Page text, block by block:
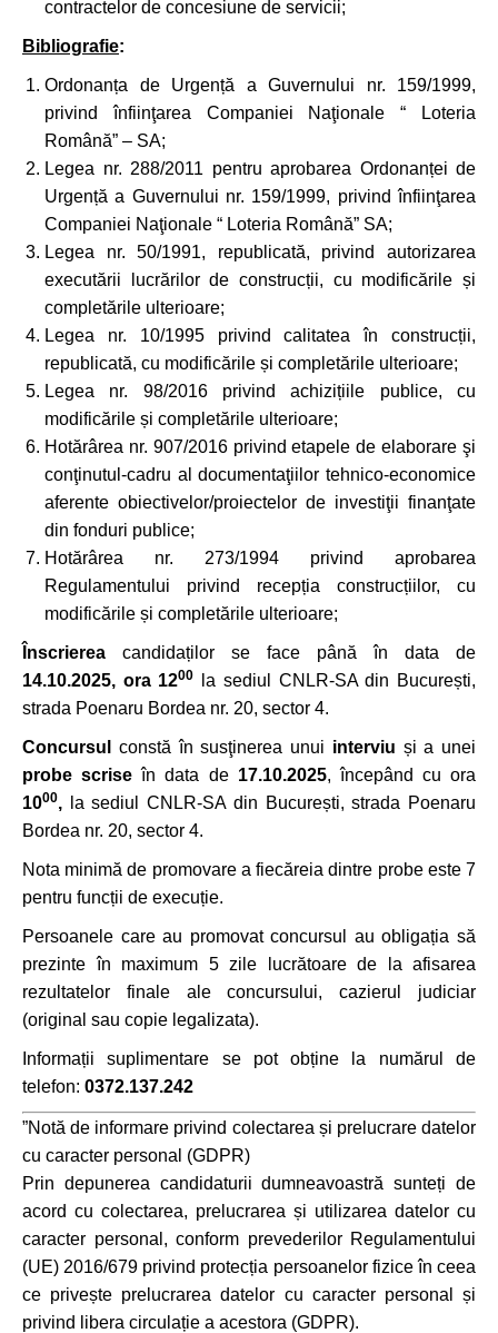
contractelor de concesiune de servicii;
Bibliografie:
Ordonanța de Urgență a Guvernului nr. 159/1999,
privind înfiinţarea Companiei Naţionale “ Loteria
Română” – SA;
Legea nr. 288/2011 pentru aprobarea Ordonanței de
Urgență a Guvernului nr. 159/1999, privind înfiinţarea
Companiei Naţionale “ Loteria Română” SA;
Legea nr. 50/1991, republicată, privind autorizarea
executării lucrărilor de construcții, cu modificările și
completările ulterioare;
Legea nr. 10/1995 privind calitatea în construcții,
republicată, cu modificările și completările ulterioare;
Legea nr. 98/2016 privind achizițiile publice, cu
modificările și completările ulterioare;
Hotărârea nr. 907/2016 privind etapele de elaborare şi
conţinutul-cadru al documentaţiilor tehnico-economice
aferente obiectivelor/proiectelor de investiţii finanţate
din fonduri publice;
Hotărârea nr. 273/1994 privind aprobarea
Regulamentului privind recepția construcțiilor, cu
modificările și completările ulterioare;
Înscrierea candidaților se face până în data de
14.10.2025, ora 1200
la sediul CNLR-SA din București,
strada Poenaru Bordea nr. 20, sector 4.
Concursul constă în susţinerea unui interviu și a unei
probe scrise în data de 17.10.2025, începând cu ora
1000, la sediul CNLR-SA din București, strada Poenaru
Bordea nr. 20, sector 4.
Nota minimă de promovare a fiecăreia dintre probe este 7
pentru funcții de execuție.
Persoanele care au promovat concursul au obligația să
prezinte în maximum 5 zile lucrătoare de la afisarea
rezultatelor finale ale concursului, cazierul judiciar
(original sau copie legalizata).
Informații suplimentare se pot obține la numărul de
telefon: 0372.137.242
”Notă de informare privind colectarea și prelucrare datelor
cu caracter personal (GDPR)
Prin depunerea candidaturii dumneavoastră sunteți de
acord cu colectarea, prelucrarea și utilizarea datelor cu
caracter personal, conform prevederilor Regulamentului
(UE) 2016/679 privind protecția persoanelor fizice în ceea
ce privește prelucrarea datelor cu caracter personal și
privind libera circulație a acestora (GDPR).